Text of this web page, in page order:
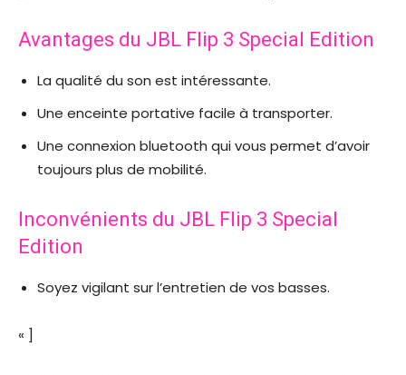
Avantages du JBL Flip 3 Special Edition
La qualité du son est intéressante.
Une enceinte portative facile à transporter.
Une connexion bluetooth qui vous permet d’avoir
toujours plus de mobilité.
Inconvénients du JBL Flip 3 Special
Edition
Soyez vigilant sur l’entretien de vos basses.
« ]